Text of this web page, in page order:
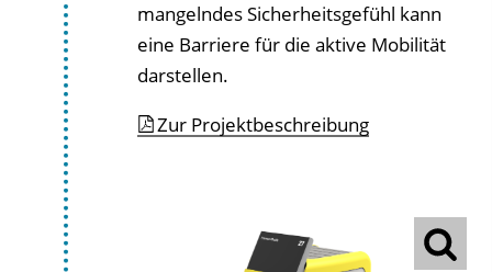
mangelndes Sicherheitsgefühl kann
eine Barriere für die aktive Mobilität
darstellen.
Zur Projektbeschreibung